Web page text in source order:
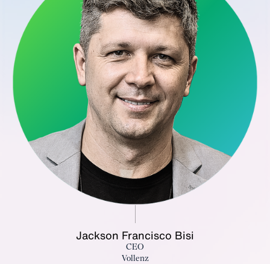
Jackson Francisco Bisi
CEO
Vollenz